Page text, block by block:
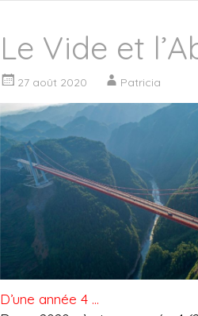
Le Vide et
27 août 2020 Patricia
D’une année 4 …